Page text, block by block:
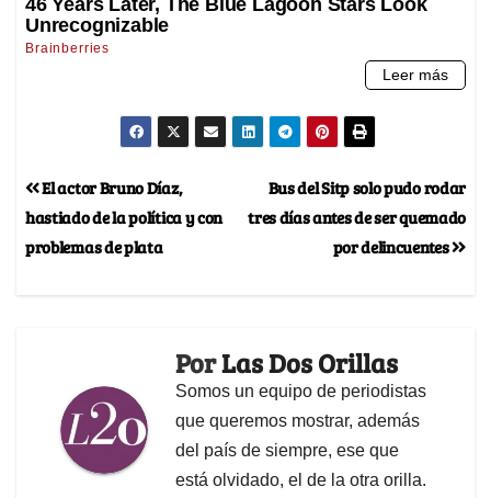
Bus del Sitp solo pudo rodar
tres días antes de ser quemado
por delincuentes
El actor Bruno Díaz,
hastiado de la política y con
problemas de plata
PorLas Dos Orillas
Somos un equipo de periodistas
que queremos mostrar, además
del país de siempre, ese que
está olvidado, el de la otra orilla.